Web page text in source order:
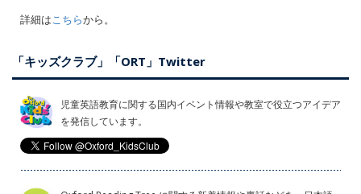
詳細は こちらから。
「キッズクラブ」「ORT」Twitter
児童英語教育に関する国内イベント情報や教室で役立つアイデア
を発信しています。